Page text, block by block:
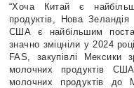
“Хоча Китай є
продуктів, Нова
США є найбільшим
значно зміцніли у 2024
FAS, закупівлі Мексики
молочних продуктів
молочних продуктів до